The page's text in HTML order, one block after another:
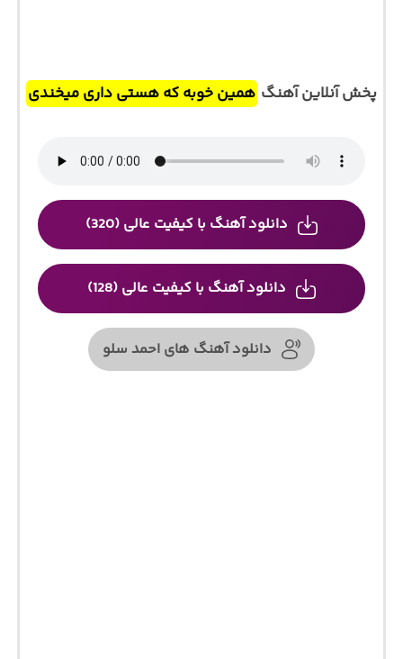
پخش آنلاین آهنگ همین خوبه که هستی داری میخندی
دانلود آهنگ با کیفیت عالی (320)
دانلود آهنگ با کیفیت عالی (128)
دانلود آهنگ های احمد سلو